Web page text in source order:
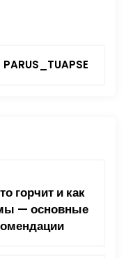
PARUS_TUAPSE
горчит и как
— основные